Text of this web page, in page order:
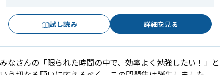
試し読み 詳細を見る
みなさんの「限られた時間の中で、効率よく勉強したい！」と